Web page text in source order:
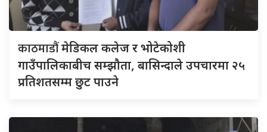
काठमाडौंमेडिकल कलेज र भोटेकोशी
गाउँपालिकाबीच सम्झौता, बासिन्दाले उपचारमा २५
प्रतिशतसम्म छुट पाउने